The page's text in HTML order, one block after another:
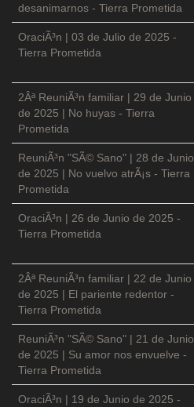
desanimarnos - Tierra Prometida
OraciÃ³n | 03 de Julio de 2025 -
Tierra Prometida
2Âª ReuniÃ³n familiar | 29 de Junio
de 2025 | No huyas - Tierra
Prometida
ReuniÃ³n "SÃ© Sano" | 28 de Junio
de 2025 | No vuelvo atrÃ¡s - Tierra
Prometida
OraciÃ³n | 26 de Junio de 2025 -
Tierra Prometida
2Âª ReuniÃ³n familiar | 22 de Junio
de 2025 | El pariente redentor -
Tierra Prometida
ReuniÃ³n "SÃ© Sano" | 21 de Junio
de 2025 | Su amor nos envuelve -
Tierra Prometida
OraciÃ³n | 19 de Junio de 2025 -